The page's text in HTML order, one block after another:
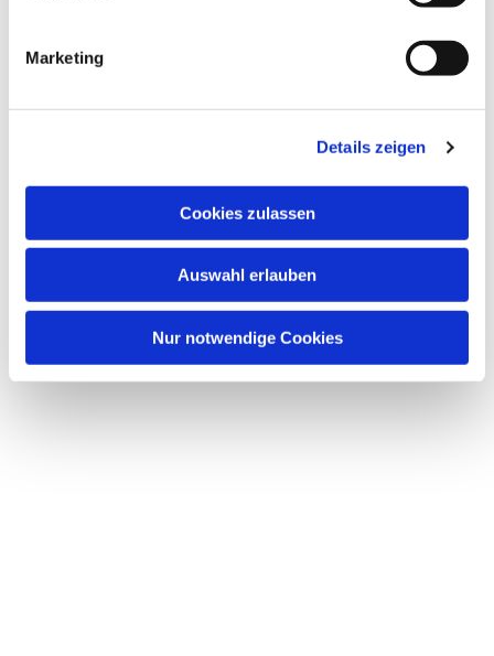
Marketing
Details zeigen
Cookies zulassen
Auswahl erlauben
Nur notwendige Cookies
interessieren